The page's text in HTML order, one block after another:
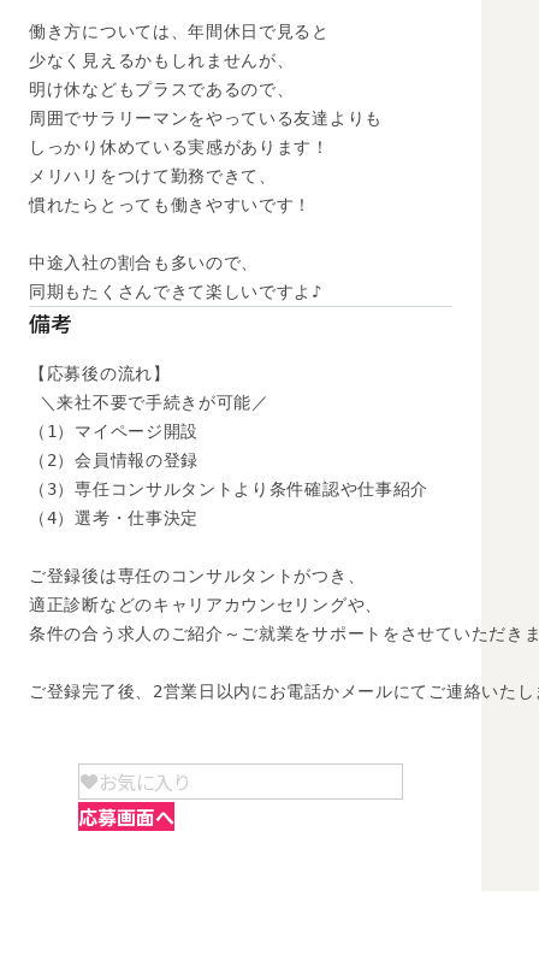
働き方については、年間休日で見ると
少なく見えるかもしれませんが、
明け休などもプラスであるので、
周囲でサラリーマンをやっている友達よりも
しっかり休めている実感があります！
メリハリをつけて勤務できて、
慣れたらとっても働きやすいです！
中途入社の割合も多いので、
同期もたくさんできて楽しいですよ♪
備考
【応募後の流れ】
＼来社不要で手続きが可能／
（1）マイページ開設
（2）会員情報の登録
（3）専任コンサルタントより条件確認や仕事紹介
（4）選考・仕事決定
ご登録後は専任のコンサルタントがつき、
適正診断などのキャリアカウンセリングや、
条件の合う求人のご紹介～ご就業をサポートをさせていただき
ご登録完了後、2営業日以内にお電話かメールにてご連絡いたし
お気に入り
応募画面へ